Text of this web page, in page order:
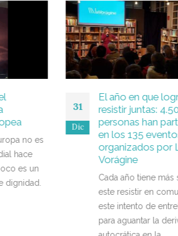
El año en que logramos
resistir juntas: 4.500
personas han participado
en los 135 eventos
organizados por La
Cada año tiene más sentido
este resistir en comunidad,
este intento de entrelazarnos
para aguantar la deriva